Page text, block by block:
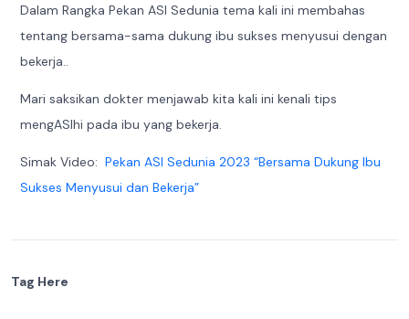
Dalam Rangka Pekan ASI Sedunia tema kali ini membahas
tentang bersama-sama dukung ibu sukses menyusui dengan
bekerja..
Mari saksikan dokter menjawab kita kali ini kenali tips
mengASIhi pada ibu yang bekerja.
Simak Video: Pekan ASI Sedunia 2023 “Bersama Dukung Ibu
Sukses Menyusui dan Bekerja”
Tag Here